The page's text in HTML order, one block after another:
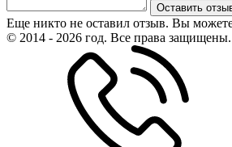
Оставить
Еще никто не оставил отзыв. Вы
© 2014 - 2026 год. Все права защищены.